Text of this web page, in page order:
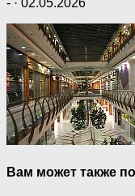
Вам может также